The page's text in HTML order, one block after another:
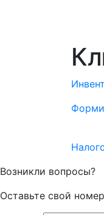
Возникли вопросы?
Оставьте свой